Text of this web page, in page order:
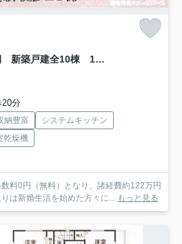
相模原市緑区下九沢16期 新築戸建全10棟 10号棟
分
納豊富
システムキッチン
乾燥機
料0円（無料）となり、諸経費約122万円
は新婚生活を始めた方々に... もっと見る